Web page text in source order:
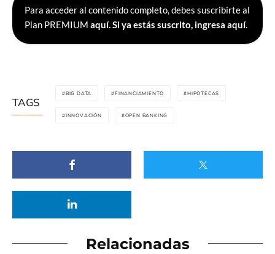
Para acceder al contenido completo, debes suscribirte al
Plan PREMIUM aquí.Si ya estás suscrito, ingresa aquí.
TAGS
BIG DATA FINANCIAMIENTO HIPOTECAS
INNOVACIÓN OPEN BANKING
Relacionadas